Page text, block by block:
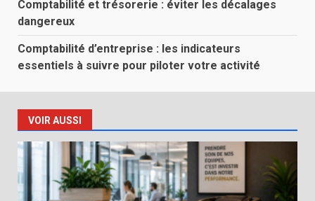
Comptabilité et trésorerie : éviter les décalages
dangereux
Comptabilité d’entreprise : les indicateurs
essentiels à suivre pour piloter votre activité
VOIR AUSSI